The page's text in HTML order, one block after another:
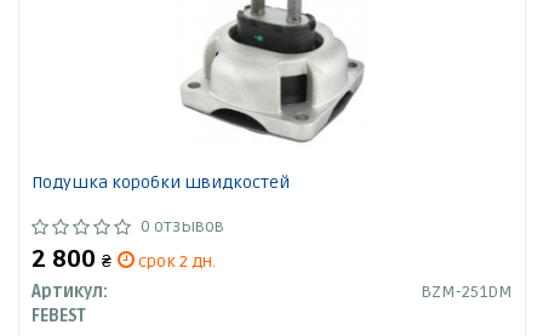
Подушка коробки швидкостей
0 отзывов
2 800 ₴
срок 2 дн.
Артикул:
BZM-251DM
FEBEST